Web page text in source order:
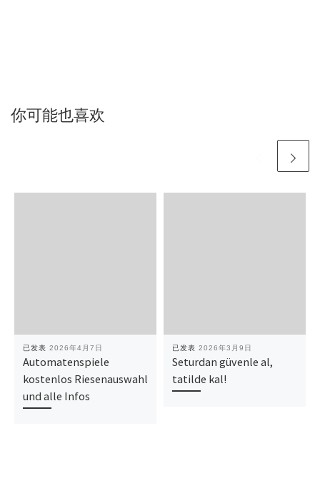
你可能也喜欢
已发表 2026年4月7日
Automatenspiele
kostenlos Riesenauswahl
und alle Infos
已发表 2026年3月9日
Seturdan güvenle al,
tatilde kal!